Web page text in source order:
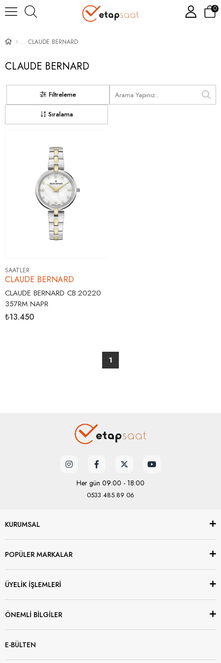
0
CLAUDE BERNARD
CLAUDE BERNARD
Filtreleme
Sıralama
SAATLER
CLAUDE BERNARD
CLAUDE BERNARD CB.20220
357RM NAPR
₺13.450
1
Her gün 09:00 - 18:00
0533 485 89 06
KURUMSAL
POPÜLER MARKALAR
ÜYELİK İŞLEMLERİ
ÖNEMLİ BİLGİLER
E-BÜLTEN